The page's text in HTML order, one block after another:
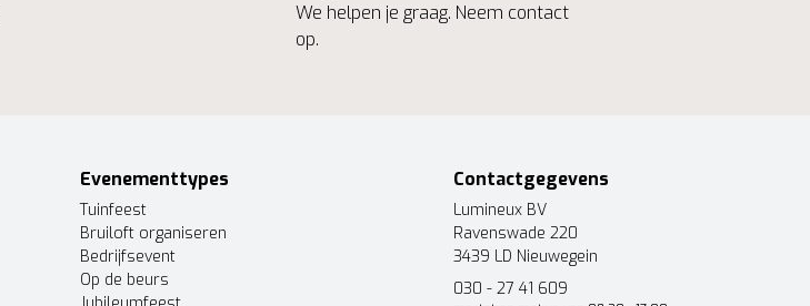
We helpen je graag. Neem contact
op.
Evenementtypes
Tuinfeest
Bruiloft organiseren
Bedrijfsevent
Op de beurs
Contactgegevens
Lumineux BV
Ravenswade 220
3439 LD Nieuwegein
030 - 27 41 609